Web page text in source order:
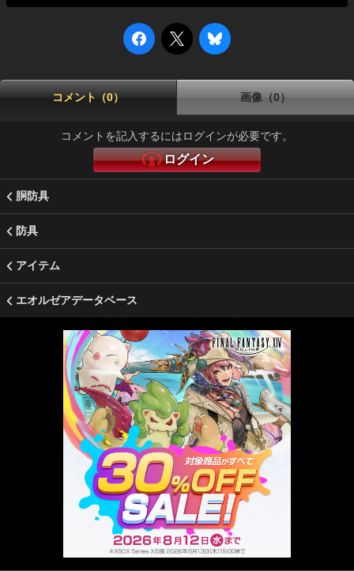
コメント（0） 画像（0）
コメントを記入するにはログインが必要です。
ログイン
胴防具
防具
アイテム
エオルゼアデータベース